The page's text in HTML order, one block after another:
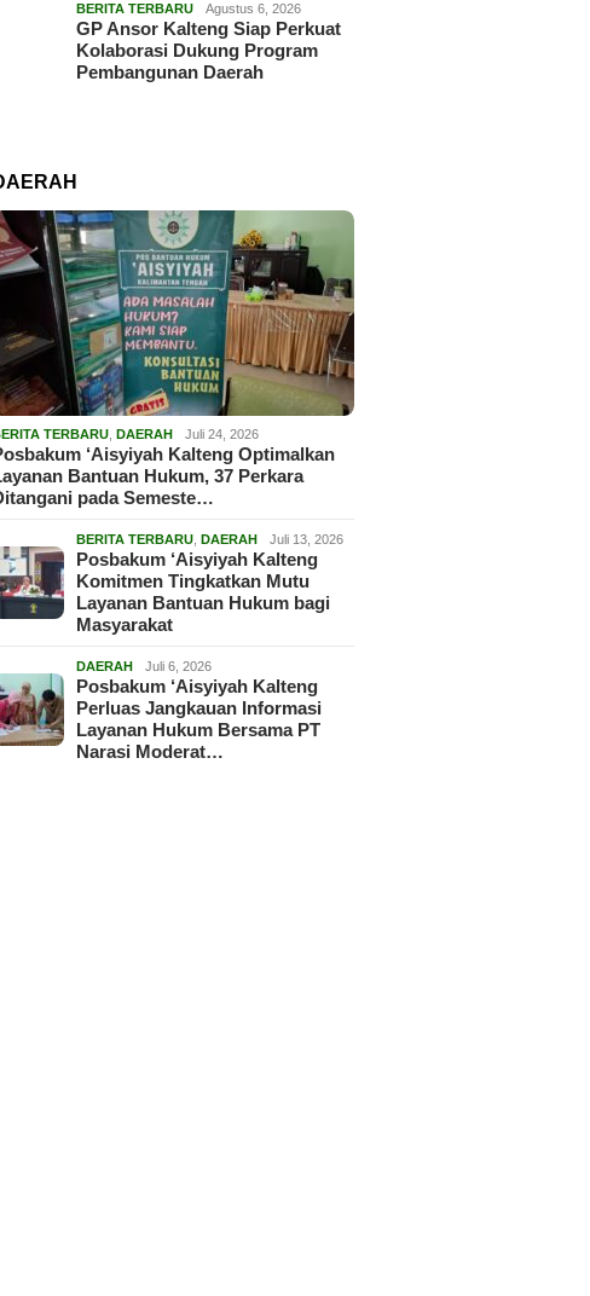
BERITA TERBARU Agustus 6, 2026
GP Ansor Kalteng Siap Perkuat
Kolaborasi Dukung Program
Pembangunan Daerah
TERBARU ,DAERAH Juli 24, 2026
‘Aisyiyah Kalteng Optimalkan
Bantuan Hukum, 37 Perkara
pada Semeste…
BERITA TERBARU ,DAERAH Juli 13, 2026
Posbakum ‘Aisyiyah Kalteng
Komitmen Tingkatkan Mutu
Layanan Bantuan Hukum bagi
Masyarakat
DAERAH Juli 6, 2026
Posbakum ‘Aisyiyah Kalteng
Perluas Jangkauan Informasi
Layanan Hukum Bersama PT
Narasi Moderat…